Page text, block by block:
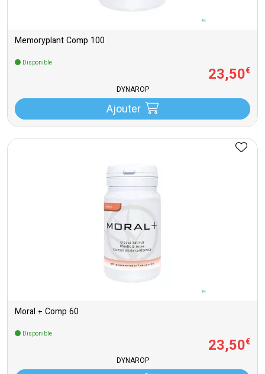
Memoryplant Comp 100
Disponible
23,50€
DYNAROP
Ajouter
Moral + Comp 60
Disponible
23,50€
DYNAROP